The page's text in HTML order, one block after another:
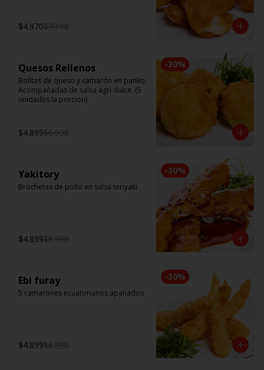
$4.970$7.100
-30%
Quesos Rellenos
Bolitas de queso y camarón en panko.
Acompañadas de salsa agri dulce. (5
unidades la porcion)
$4.899$6.990
-30%
Yakitory
Brochetas de pollo en salsa teriyaki
$4.899$6.990
-30%
Ebi furay
5 camarones ecuatorianos apanados
$4.899$6.990